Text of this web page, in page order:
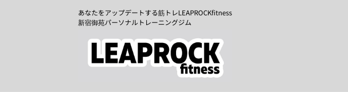
あなたをアップデートする筋トレLEAPROCKfitness
新宿御苑パーソナルトレーニングジム